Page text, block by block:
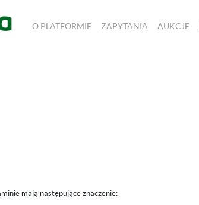
O PLATFORMIE ZAPYTANIA AUKCJE
mają następujące znaczenie: